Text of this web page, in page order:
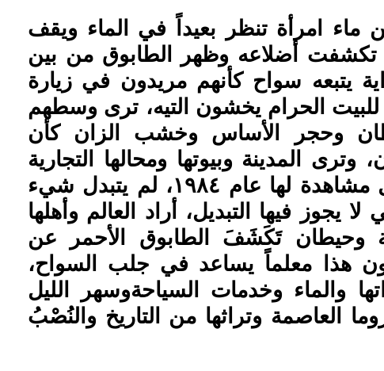
امرأة تنظر بعيداً في الماء ويقف
أضلاعه وظهر الطابوق من بين
يتبعه سواح كأنهم مريدون في زيارة
للبيت الحرام يخشون التيه، ترى وسطهم
وحجر الأساس وخشب الزان كأن
المدينة وبيوتها ومحالها التجارية
وكنائسها كما كانت عند أول مشاهدة لها عام ١٩٨٤، لم يتبدل شيء
يجوز فيها التبديل، أراد العالم وأهلها
وحيطان تَكَشَفَ الطابوق الأحمر عن
هذا معلماً يساعد في جلب السواح،
والماء وخدمات السياحةوسهر الليل
العاصمة وتراثها من التاريخ والنُصْبُ